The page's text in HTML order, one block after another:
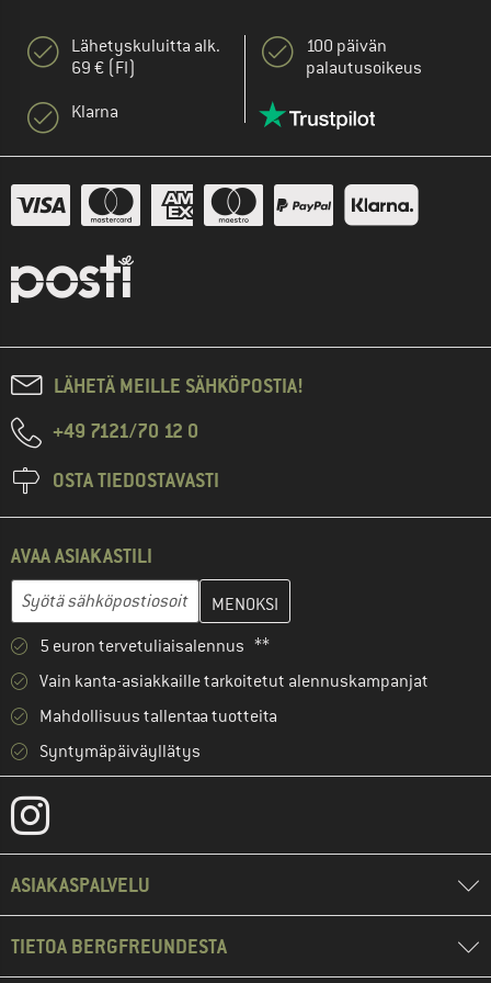
Lähetyskuluitta alk.
69 € (FI)
Klarna
100 päivän
palautusoikeus
LÄHETÄ MEILLE SÄHKÖPOSTIA!
+49 7121/70 12 0
OSTA TIEDOSTAVASTI
AVAA ASIAKASTILI
Sähköpostiosoite
Anna sähköpostiosoitteesi ja luo seuraavassa vaiheessa
5 euron tervetuliaisalennus **
Vain kanta-asiakkaille tarkoitetut alennuskampanjat
Mahdollisuus tallentaa tuotteita
Syntymäpäiväyllätys
ASIAKASPALVELU
TIETOA BERGFREUNDESTA